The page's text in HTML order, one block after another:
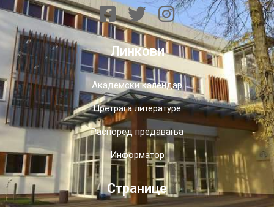
Линкови
Академски календар
Претрага литературе
Распоред предавања
Информатор
Странице